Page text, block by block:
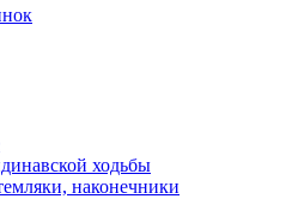
ходьбы
наконечники